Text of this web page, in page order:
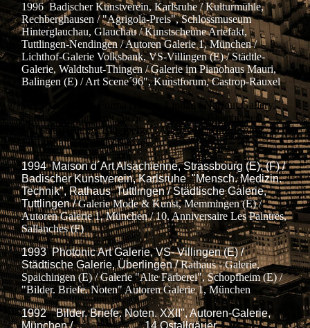
1996 Badischer Kunstverein, Karlsruhe / Kulturmühle,
Rechberghausen / "Agrigola-Preis", Schlossmuseum
Hinterglauchau, Glauchau / Kunstscheune Artefakt,
Tuttlingen-Nendingen / Autoren Galerie 1, München /
Lichthof-Galerie Volksbank, VS-Villingen (E) / Städtle-
Galerie, Waldtshut-Thingen / Galerie im Pianohaus Mauri,
Balingen (E) / Art Scene´96", Kunstforum, Castrop-Rauxel
1995 Galerie La Forma Nuova, Lindau / Naffouj Gallery,
Landstuhl / Autoren Galerie 1, München / Blumberger
Kunstausstellung, Blumberg / "Art Scene, Kunstforum",
Europahalle, Castrop-Rauxel
1994 Maison d´Art Alsachienne, Strassbourg (E), (F) /
Badischer Kunstverein, Karlsruhe "Mensch. Medizin.
Technik", Rathaus Tuttlingen / Städtische Galerie,
Tuttlingen /Galerie Mode & Kunst, Memmingen (E) /
Autoren Galerie 1, München / 10. Anniversaire Les Paintres,
Sallanches (F)
1993 Photonic Art Galerie, VS- Villingen (E) /
Städtische Galerie, Überlingen /Rathaus - Galerie,
Spaichingen (E) / Galerie "Alte Färberei", Schopfheim (E) /
"Bilder. Briefe. Noten" Autoren Galerie 1, München
1992 "Bilder. Briefe. Noten. XXII", Autoren-Galerie,